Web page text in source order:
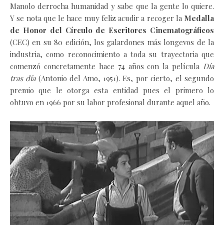
Manolo derrocha humanidad y sabe que la gente lo quiere.
Y se nota que le hace muy feliz acudir a recoger la Medalla
de Honor del Círculo de Escritores Cinematográficos
(CEC) en su 80 edición, los galardones más longevos de la
industria, como reconocimiento a toda su trayectoria que
comenzó concretamente hace 74 años con la película Día
tras día (Antonio del Amo, 1951). Es, por cierto, el segundo
premio que le otorga esta entidad pues el primero lo
obtuvo en 1966 por su labor profesional durante aquel año.